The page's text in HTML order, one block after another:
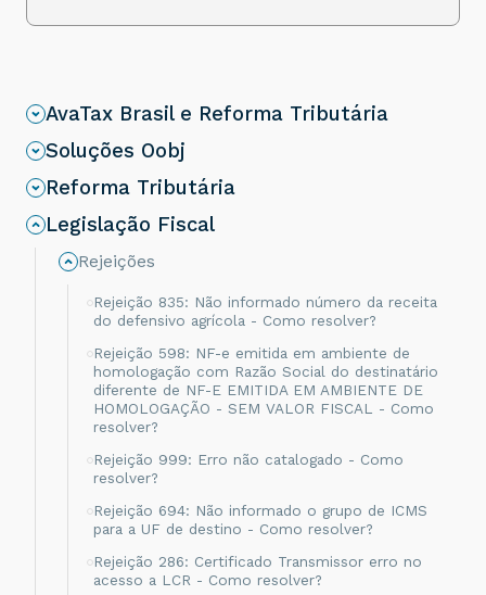
AvaTax Brasil e Reforma Tributária
Soluções Oobj
Reforma Tributária
Legislação Fiscal
Rejeições
Rejeição 835: Não informado número da receita
do defensivo agrícola - Como resolver?
Rejeição 598: NF-e emitida em ambiente de
homologação com Razão Social do destinatário
diferente de NF-E EMITIDA EM AMBIENTE DE
HOMOLOGAÇÃO - SEM VALOR FISCAL - Como
resolver?
Rejeição 999: Erro não catalogado - Como
resolver?
Rejeição 694: Não informado o grupo de ICMS
para a UF de destino - Como resolver?
Rejeição 286: Certificado Transmissor erro no
acesso a LCR - Como resolver?